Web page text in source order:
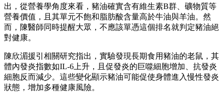
出，從營養學角度來看，豬油確實含有維生素B群、礦物質等
營養價值，且其單元不飽和脂肪酸含量高於牛油與羊油。然
而，陳醫師同時提醒大眾，不應該單憑這個排名就判定豬油絕
對健康。
陳欣湄援引相關研究指出，實驗發現長期食用豬油的老鼠，其
體內發炎指數如IL-6上升，且促發炎的巨噬細胞增加、抗發炎
細胞反而減少。這些變化顯示豬油可能促使身體進入慢性發炎
狀態，增加多種健康風險。